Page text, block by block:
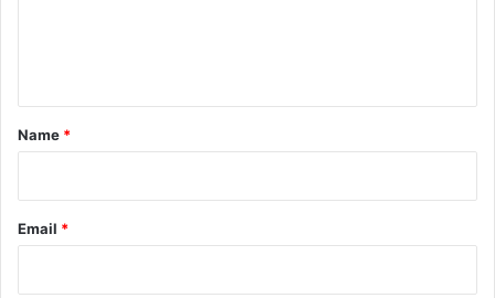
*
Name *
Email *